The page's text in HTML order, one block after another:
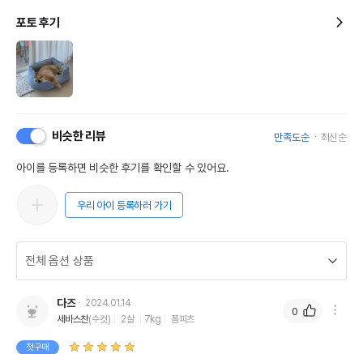
포토 후기
비슷한 리뷰 만족도순 최신순
아이를 등록하면 비슷한 후기를 확인할 수 있어요.
우리 아이 등록하러 가기
다즈
2024.01.14
세바스찬(수컷) 2살 7kg 폼피츠
첫구매
0